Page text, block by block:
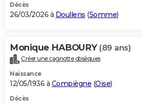
BONS PLANS
Carte de Noël
Carte Bonne année
Carte Saint-Valentin
Carte Pâques
Carte d'anniversaire
DICTIONNAIRE
Dictionnaire
Biographies
Citations
Expressions
Proverbes
PROGRAMME TV
Décès
26/03/2026 à Doullens (Somme)
Monique HABOURY (89 ans)
Créer une cagnotte obsèques
Naissance
12/05/1936 à Compiègne (Oise)
Décès